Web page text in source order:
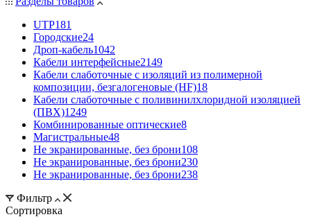
UTP181
Городские24
Дроп-кабель1042
Кабели интерфейсные2149
Кабели слаботочные с изоляций из полимерной
композиции, безгалогеновые (HF)18
Кабели слаботочные с поливинилхлоридной изоляцией
(ПВХ)1249
Комбинированные оптические8
Магистральные48
Не экранированные, без брони108
Не экранированные, без брони230
Не экранированные, без брони238
Фильтр
Сортировка